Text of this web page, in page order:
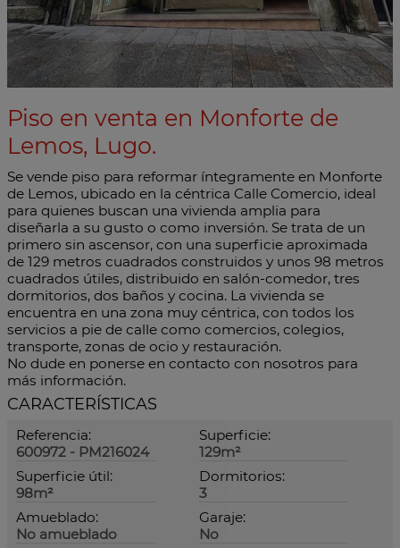
Piso en venta en Monforte de
Lemos, Lugo.
Se vende piso para reformar íntegramente en Monforte
de Lemos, ubicado en la céntrica Calle Comercio, ideal
para quienes buscan una vivienda amplia para
diseñarla a su gusto o como inversión. Se trata de un
primero sin ascensor, con una superficie aproximada
de 129 metros cuadrados construidos y unos 98 metros
cuadrados útiles, distribuido en salón-comedor, tres
dormitorios, dos baños y cocina. La vivienda se
encuentra en una zona muy céntrica, con todos los
servicios a pie de calle como comercios, colegios,
transporte, zonas de ocio y restauración.
No dude en ponerse en contacto con nosotros para
más información.
CARACTERÍSTICAS
Referencia:
600972 - PM216024
Superficie:
129m²
Superficie útil:
98m²
Dormitorios:
3
Amueblado:
No amueblado
Garaje:
No